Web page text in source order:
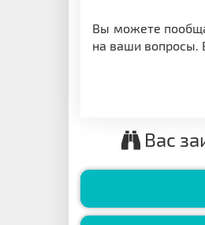
Вы можете
на ваши вопросы.
Вас